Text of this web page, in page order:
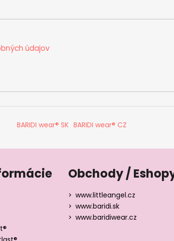
údajov
BARIDI wear® SK BARIDI wear® CZ
Obchody /
www.littleangel.cz
www.baridi.sk
www.baridiwear.cz